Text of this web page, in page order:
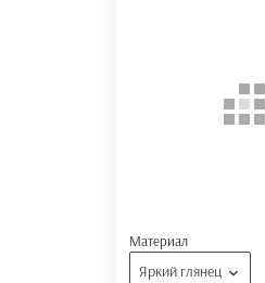
Материал
Яркий глянец